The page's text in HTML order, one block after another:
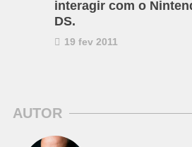
interagir com o
DS.
19 fev 2011
AUTOR